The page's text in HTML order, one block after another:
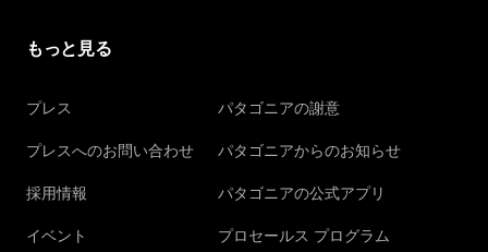
もっと見る
プレス
プレスへのお問い合わせ
採用情報
イベント
パタゴニアの謝意
パタゴニアからのお知らせ
パタゴニアの公式アプリ
プロセールス プログラム